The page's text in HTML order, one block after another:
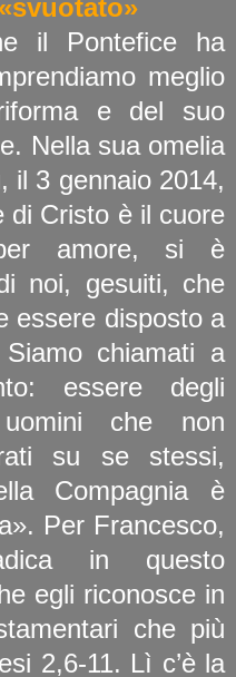
il Pontefice ha
meglio
e del suo
Nella sua omelia
il 3 gennaio 2014,
di Cristo è il cuore
amore, si è
noi, gesuiti, che
essere disposto a
chiamati a
essere degli
uomini che non
su se stessi,
Compagnia è
Per Francesco,
in questo
egli riconosce in
che più
2,6-11. Lì c’è la